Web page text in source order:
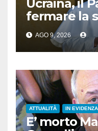
Ucraina, il
fermare la
violenza”
AGO 9, 2026
ATTUALITÀ IN EVIDENZA
E’ morto